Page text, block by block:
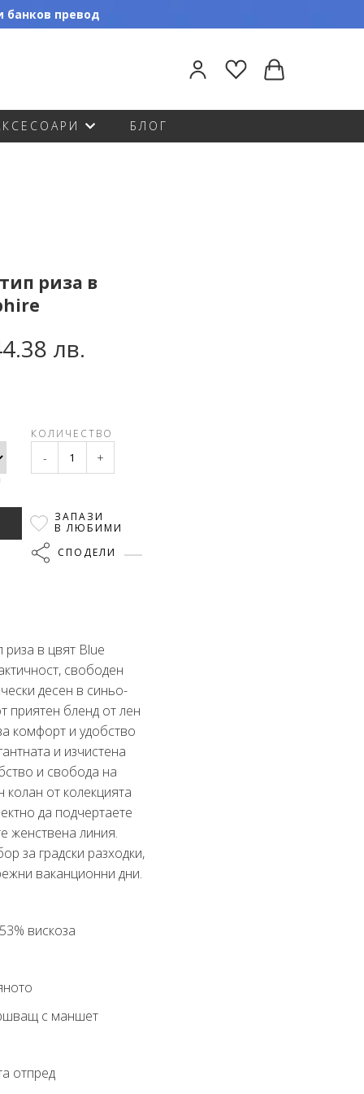
банков превод
БЛОГ
риза в
лв.
КОЛИЧЕСТВО
- +
ЗАПАЗИ
В ЛЮБИМИ
СПОДЕЛИ
риза в цвят Blue
свободен
десен в синьо-
приятен бленд от лен
комфорт и удобство
и изчистена
и свобода на
от колекцията
да подчертаете
женствена линия.
за градски разходки,
ваканционни дни.
вискоза
с маншет
отпред